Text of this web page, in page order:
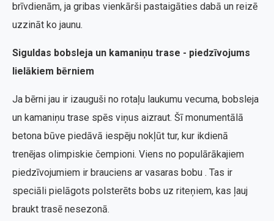
brīvdienām, ja gribas vienkārši pastaigāties dabā un reizē
uzzināt ko jaunu.
Siguldas bobsleja un kamaniņu trase - piedzīvojums
lielākiem bērniem
Ja bērni jau ir izauguši no rotaļu laukumu vecuma, bobsleja
un kamaniņu trase spēs viņus aizraut. Šī monumentālā
betona būve piedāvā iespēju nokļūt tur, kur ikdienā
trenējas olimpiskie čempioni. Viens no populārākajiem
piedzīvojumiem ir brauciens ar vasaras bobu . Tas ir
speciāli pielāgots polsterēts bobs uz riteņiem, kas ļauj
braukt trasē nesezonā.